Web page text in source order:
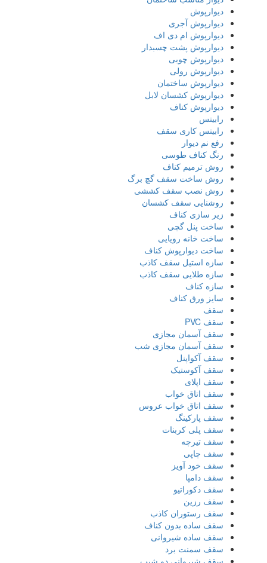
دیوارپوش
دیوارپوش آجری
دیوارپوش ام دی اف
دیوارپوش پشت چسبدار
دیوارپوش چوبی
دیوارپوش رولی
دیوارپوش ساختمان
دیوارپوش کشسان لابل
دیوارپوش کناف
رابیتس
رابیتس کاری سقف
رفع نم دیوار
رنگ کناف طوسی
روش ترمیم کناف
روش ساخت سقف گچ برگ
روش نصب سقف کششی
روشنایی سقف کشسان
زیر سازی کناف
ساخت پنل گچی
ساخت خانه رویایی
ساخت دیوارپوش کناف
سازه استیل سقف کاذب
سازه طلایی سقف کاذب
سازه کناف
سایز ورق کناف
سقف
سقف PVC
سقف آسمان مجازی
سقف آسمان مجازی شب
سقف آکواپنل
سقف آکوستیک
سقف اپلای
سقف اتاق خواب
سقف اتاق خواب عروس
سقف پارکینگ
سقف پلی کربنات
سقف تیرچه
سقف چاپی
سقف خود آویز
سقف دامپا
سقف دکوراتیو
سقف رزین
سقف رستوران کاذب
سقف ساده بدون کناف
سقف ساده شیروانی
سقف سمنت برد
سقف شیروانی دو شیب